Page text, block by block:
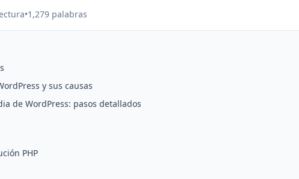
•1,279 palabras
y sus causas
de WordPress: pasos detallados
PHP